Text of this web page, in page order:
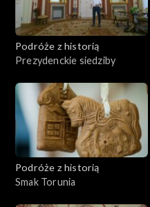
Podróże z historią
Prezydenckie siedziby
Podróże z historią
Smak Torunia